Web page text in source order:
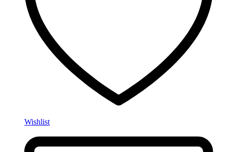
Wishlist